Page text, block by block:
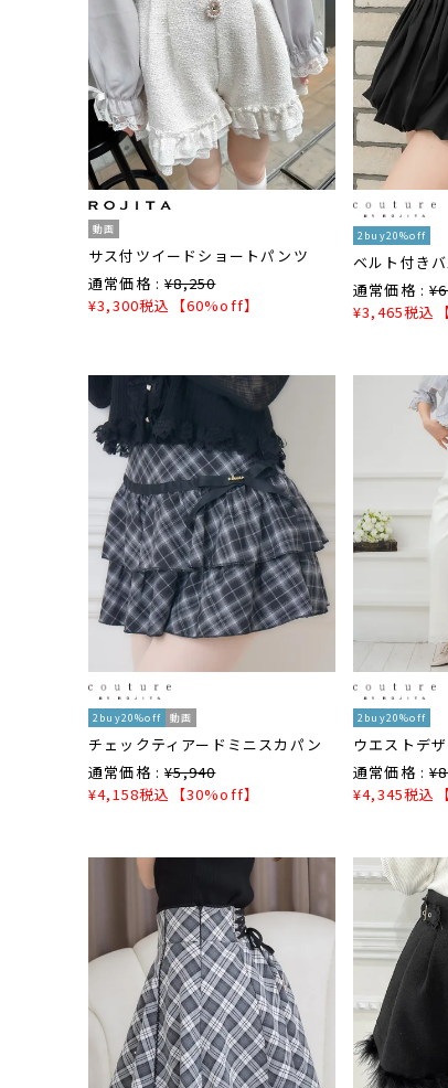
動画
サス付ツイードショートパンツ
通常価格 : ¥8,250
¥3,300税込 【60%off】
2buy20%off
ベルト付き
通常価格 : ¥
¥3,465税込
2buy20%off 動画
チェックティアードミニスカパン
通常価格 : ¥5,940
¥4,158税込 【30%off】
2buy20%off
ウエストデ
通常価格 : ¥
¥4,345税込